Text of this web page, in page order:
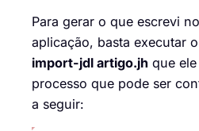
Para gerar o que escrevi
aplicação, basta executar o
import-jdl artigo.jh que
processo que pode ser
a seguir: